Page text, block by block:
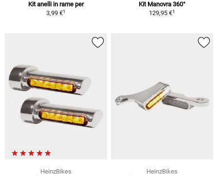
Kit anelli in rame per
3,99 €1
Kit Manovra 360°
129,95 €1
HeinzBikes
HeinzBikes